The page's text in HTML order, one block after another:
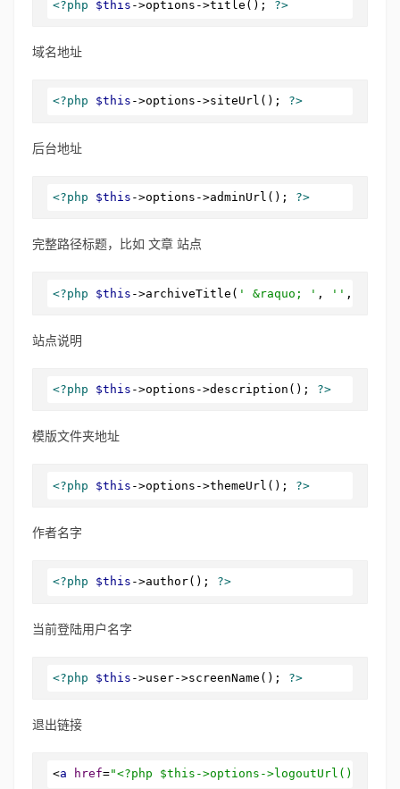
<?php $this ->options->title(); ?>
域名地址
<?php $this ->options->siteUrl(); ?>
后台地址
<?php $this ->options->adminUrl(); ?>
完整路径标题，比如 文章 站点
<?php $this ->archiveTitle( ' &raquo; ' , '' ,
站点说明
<?php $this ->options->description(); ?>
模版文件夹地址
<?php $this ->options->themeUrl(); ?>
作者名字
<?php $this ->author(); ?>
当前登陆用户名字
<?php $this ->user->screenName(); ?>
退出链接
<a href="<?php $this->options->logoutUrl(); ?>"